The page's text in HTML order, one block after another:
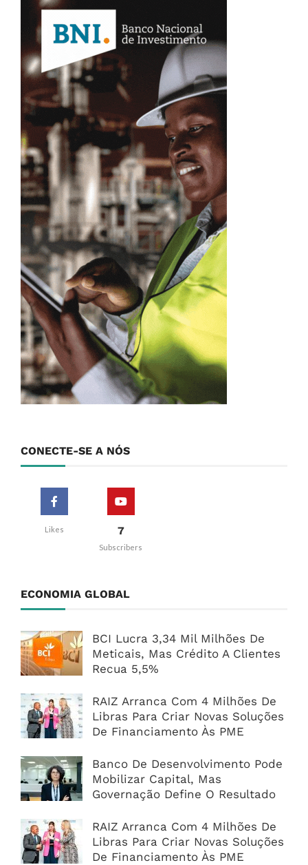
CONECTE-SE A NÓS
Likes 7
Subscribers
ECONOMIA GLOBAL
BCI Lucra 3,34 Mil Milhões De
Meticais, Mas Crédito A Clientes
Recua 5,5%
RAIZ Arranca Com 4 Milhões De
Libras Para Criar Novas Soluções
De Financiamento Às PME
Banco De Desenvolvimento Pode
Mobilizar Capital, Mas
Governação Define O Resultado
RAIZ Arranca Com 4 Milhões De
Libras Para Criar Novas Soluções
De Financiamento Às PME